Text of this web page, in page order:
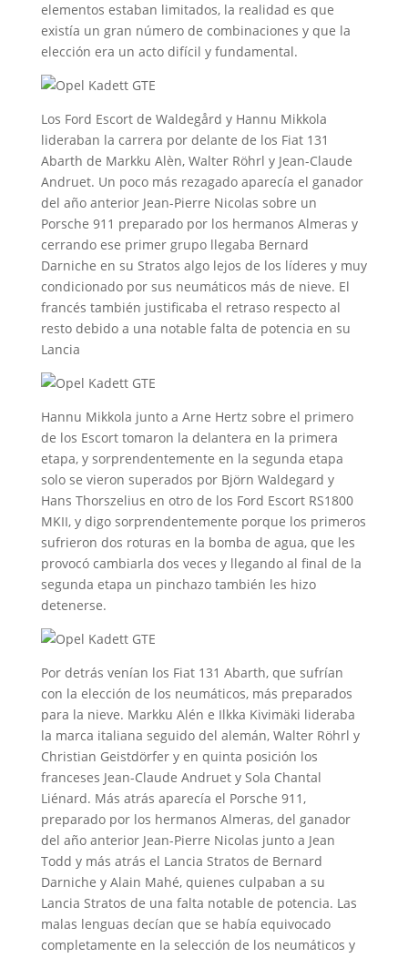
elementos estaban limitados, la realidad es que
existía un gran número de combinaciones y que la
elección era un acto difícil y fundamental.
Los Ford Escort de Waldegård y Hannu Mikkola
lideraban la carrera por delante de los Fiat 131
Abarth de Markku Alèn, Walter Röhrl y Jean-Claude
Andruet. Un poco más rezagado aparecía el ganador
del año anterior Jean-Pierre Nicolas sobre un
Porsche 911 preparado por los hermanos Almeras y
cerrando ese primer grupo llegaba Bernard
Darniche en su Stratos algo lejos de los líderes y muy
condicionado por sus neumáticos más de nieve. El
francés también justificaba el retraso respecto al
resto debido a una notable falta de potencia en su
Lancia
Hannu Mikkola junto a Arne Hertz sobre el primero
de los Escort tomaron la delantera en la primera
etapa, y sorprendentemente en la segunda etapa
solo se vieron superados por Björn Waldegard y
Hans Thorszelius en otro de los Ford Escort RS1800
MKII, y digo sorprendentemente porque los primeros
sufrieron dos roturas en la bomba de agua, que les
provocó cambiarla dos veces y llegando al final de la
segunda etapa un pinchazo también les hizo
detenerse.
Por detrás venían los Fiat 131 Abarth, que sufrían
con la elección de los neumáticos, más preparados
para la nieve. Markku Alén e Ilkka Kivimäki lideraba
la marca italiana seguido del alemán, Walter Röhrl y
Christian Geistdörfer y en quinta posición los
franceses Jean-Claude Andruet y Sola Chantal
Liénard. Más atrás aparecía el Porsche 911,
preparado por los hermanos Almeras, del ganador
del año anterior Jean-Pierre Nicolas junto a Jean
Todd y más atrás el Lancia Stratos de Bernard
Darniche y Alain Mahé, quienes culpaban a su
Lancia Stratos de una falta notable de potencia. Las
malas lenguas decían que se había equivocado
completamente en la selección de los neumáticos y